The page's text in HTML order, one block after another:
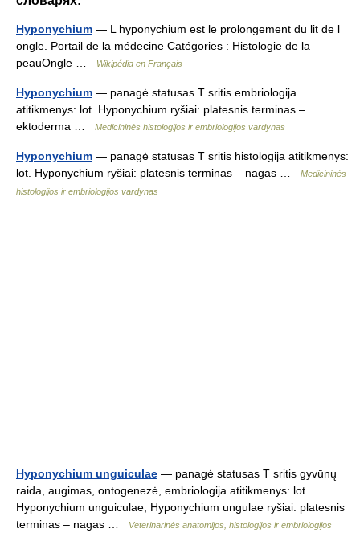
Hyponychium — L hyponychium est le prolongement du lit de l
ongle. Portail de la médecine Catégories : Histologie de la
peauOngle …
Wikipédia en Français
Hyponychium — panagė statusas T sritis embriologija
atitikmenys: lot. Hyponychium ryšiai: platesnis terminas –
ektoderma …
Medicininės histologijos ir embriologijos vardynas
Hyponychium — panagė statusas T sritis histologija atitikmenys:
lot. Hyponychium ryšiai: platesnis terminas – nagas …
Medicininės
histologijos ir embriologijos vardynas
Hyponychium unguiculae — panagė statusas T sritis gyvūnų
raida, augimas, ontogenezė, embriologija atitikmenys: lot.
Hyponychium unguiculae; Hyponychium ungulae ryšiai: platesnis
terminas – nagas …
Veterinarinės anatomijos, histologijos ir embriologijos